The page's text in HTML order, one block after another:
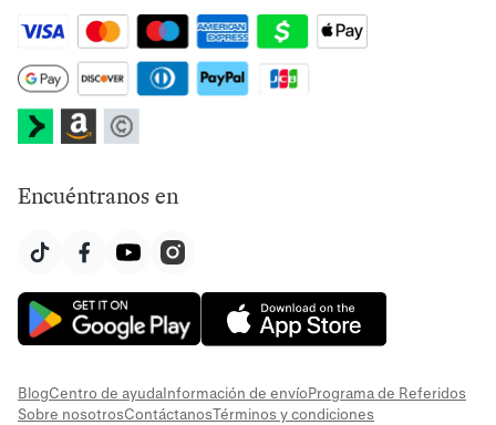
Encuéntranos en
BlogCentro de ayudaInformación de envíoPrograma de Referidos
Sobre nosotrosContáctanosTérminos y condiciones